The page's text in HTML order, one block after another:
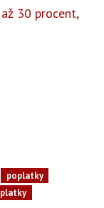
30 procent,
poplatky